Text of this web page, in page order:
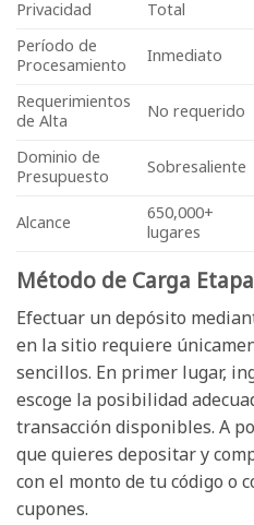
Privacidad Total
Período de
Procesamiento
Inmediato
Requerimientos
de Alta
No requerido
Dominio de
Presupuesto
Sobresaliente
Alcance
650,000+
lugares
Método de Carga
Efectuar un depósito
en la sitio requiere
sencillos. En primer lugar,
escoge la posibilidad
transacción disponibles. A
que quieres depositar y
con el monto de tu código o
cupones.